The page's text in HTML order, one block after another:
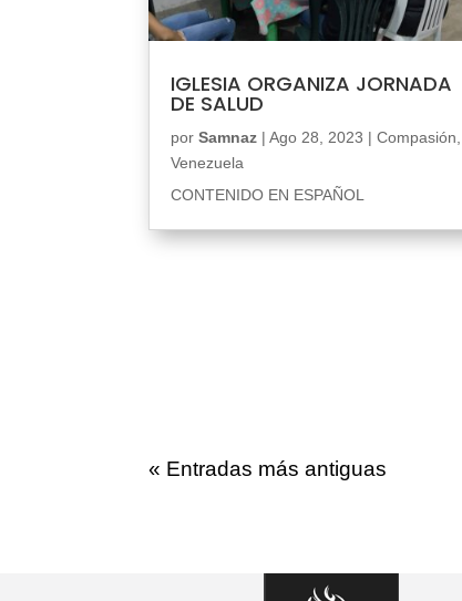
IGLESIA ORGANIZA JORNADA
DE SALUD
porSamnaz |Ago 28, 2023 |Compasión,
Venezuela
CONTENIDO EN ESPAÑOL
« Entradas más antiguas